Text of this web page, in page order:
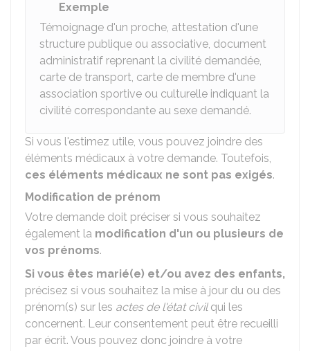
Exemple
Témoignage d'un proche, attestation d'une
structure publique ou associative, document
administratif reprenant la civilité demandée,
carte de transport, carte de membre d'une
association sportive ou culturelle indiquant la
civilité correspondante au sexe demandé.
Si vous l'estimez utile, vous pouvez joindre des
éléments médicaux à votre demande. Toutefois,
ces éléments médicaux ne sont pas exigés.
Modification de prénom
Votre demande doit préciser si vous souhaitez
également la modification d'un ou plusieurs de
vos prénoms.
Si vous êtes marié(e) et/ou avez des enfants,
précisez si vous souhaitez la mise à jour du ou des
prénom(s) sur les actes de l'état civilqui les
concernent. Leur consentement peut être recueilli
par écrit. Vous pouvez donc joindre à votre